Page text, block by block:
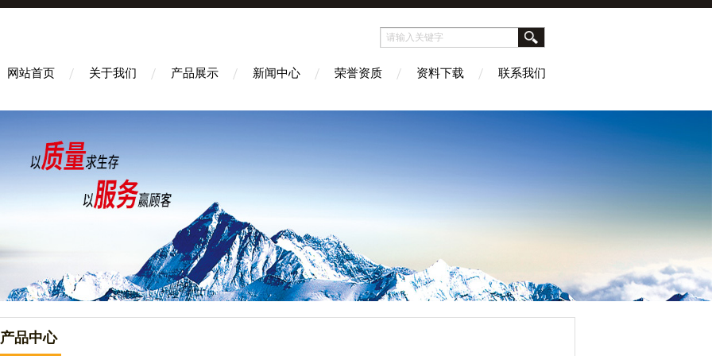
网站首页 关于我们 产品展示 新闻中心 荣誉资质 资料下载 联系我们
产品中心